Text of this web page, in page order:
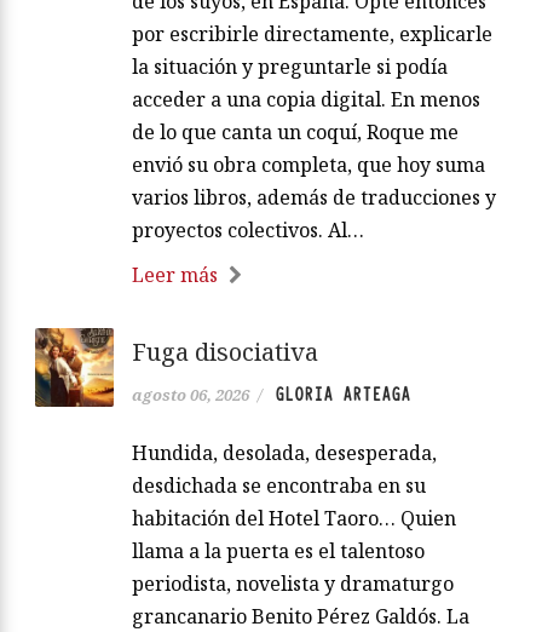
por escribirle directamente, explicarle
la situación y preguntarle si podía
acceder a una copia digital. En menos
de lo que canta un coquí, Roque me
envió su obra completa, que hoy suma
varios libros, además de traducciones y
proyectos colectivos. Al…
Leer más
Fuga disociativa
agosto 06, 2026 / GLORIA ARTEAGA
Hundida, desolada, desesperada,
desdichada se encontraba en su
habitación del Hotel Taoro… Quien
llama a la puerta es el talentoso
periodista, novelista y dramaturgo
grancanario Benito Pérez Galdós. La